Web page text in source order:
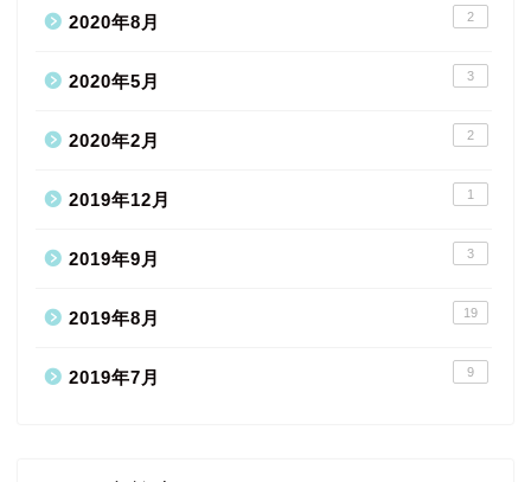
2020年8月 2
2020年5月 3
2020年2月 2
2019年12月 1
2019年9月 3
2019年8月 19
2019年7月 9